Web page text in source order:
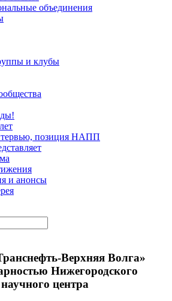
объединения
и клубы
позиция НАПП
и анонсы
Верхняя Волга»
Нижегородского
центра